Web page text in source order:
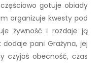
gotuje obiady
organizuje kwesty pod
żywność i rozdaje ją
pani Grażyna, jej
czyjaś obecność, czas